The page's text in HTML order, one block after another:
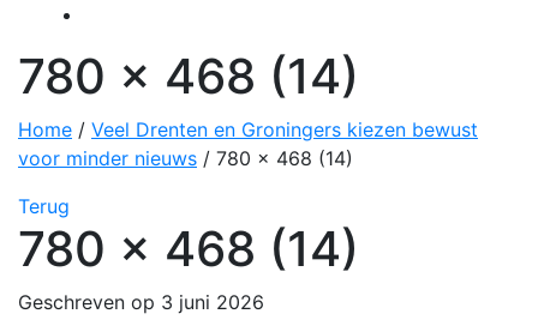
780 x 468 (14)
Home / Veel Drenten en Groningers kiezen bewust
voor minder nieuws / 780 x 468 (14)
Terug
780 x 468 (14)
Geschreven op 3 juni 2026